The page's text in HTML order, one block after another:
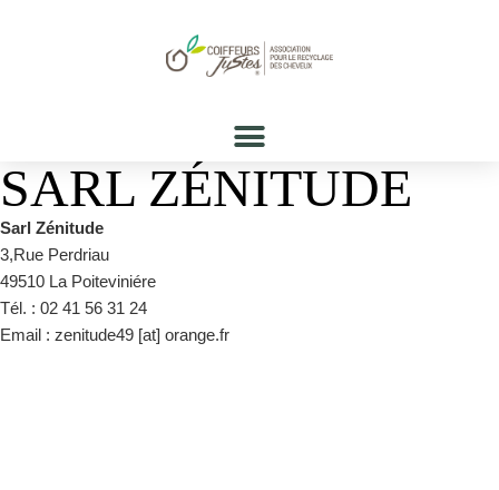
SARL ZÉNITUDE
Sarl Zénitude
3,Rue Perdriau
49510 La Poiteviniére
Tél. : 02 41 56 31 24
Email : zenitude49 [at] orange.fr